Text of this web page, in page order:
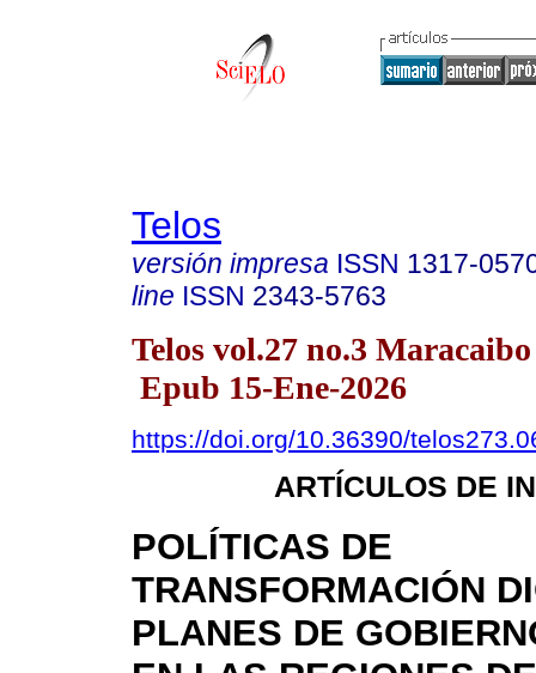
Telos
versión impresa ISSN 1317-
line ISSN 2343-5763
Telos vol.27 no.3
Epub 15-Ene-2026
https://doi.org/10.36390/
ARTÍCULOS DE
POLÍTICAS DE
TRANSFORMACIÓN
PLANES DE